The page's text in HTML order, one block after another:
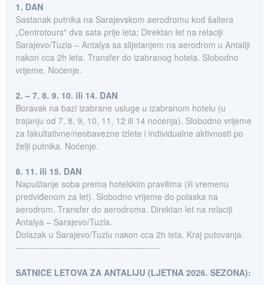
1. DAN
Sastanak putnika na Sarajevskom aerodromu kod šaltera
„Centrotours" dva sata prije leta; Direktan let na relaciji
Sarajevo/Tuzla – Antalya sa slijetanjem na aerodrom u Antaliji
nakon cca 2h leta. Transfer do izabranog hotela. Slobodno
vrijeme. Noćenje.
2. – 7. 8. 9. 10. ili 14. DAN
Boravak na bazi izabrane usluge u izabranom hotelu (u
trajanju od 7, 8, 9, 10, 11, 12 ili 14 noćenja). Slobodno vrijeme
za fakultativne/neobavezne izlete i individualne aktivnosti po
želji putnika. Noćenje.
8. 11. ili 15. DAN
Napuštanje soba prema hotelskim pravilima (ili vremenu
predviđenom za let). Slobodno vrijeme do polaska na
aerodrom. Transfer do aerodroma. Direktan let na relaciji
Antalya – Sarajevo/Tuzla.
Dolazak u Sarajevo/Tuzlu nakon cca 2h leta. Kraj putovanja.
------------------------------------------------
SATNICE LETOVA ZA ANTALIJU (LJETNA 2026. SEZONA):